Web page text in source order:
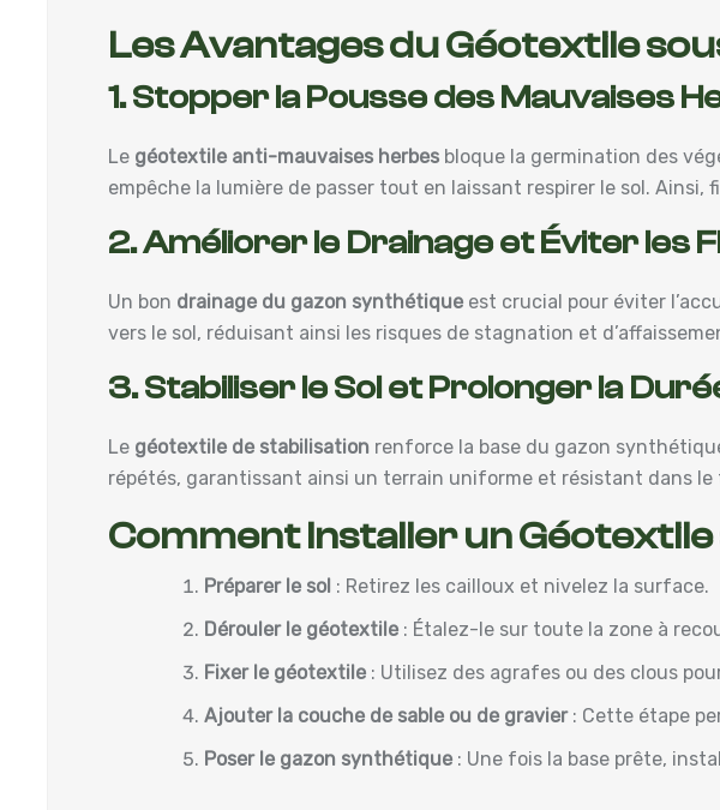
Les Avantages du Géotextile
1. Stopper la Pousse des Mauvaises
Le géotextile anti-mauvaises herbes bloque la germination des
empêche la lumière de passer tout en laissant respirer le sol. Ainsi,
2. Améliorer le Drainage et Éviter les
Un bon drainage du gazon synthétique est crucial pour éviter
vers le sol, réduisant ainsi les risques de stagnation et
3. Stabiliser le Sol et Prolonger la
Le géotextile de stabilisation renforce la base du gazon
répétés, garantissant ainsi un terrain uniforme et résistant dans le
Comment Installer un
Préparer le sol : Retirez les cailloux et nivelez la surface.
Dérouler le géotextile : Étalez-le sur toute la zone à
Fixer le géotextile : Utilisez des agrafes ou des clous
Ajouter la couche de sable ou de gravier: Cette étape
Poser le gazon synthétique : Une fois la base prête,